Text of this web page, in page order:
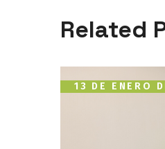
Related
13 DE ENERO